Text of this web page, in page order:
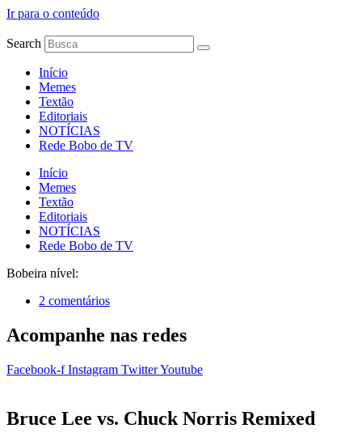
Ir para o conteúdo
Search
Início
Memes
Textão
Editoriais
NOTÍCIAS
Rede Bobo de TV
Início
Memes
Textão
Editoriais
NOTÍCIAS
Rede Bobo de TV
Bobeira nível:
2 comentários
Acompanhe nas redes
Facebook-f Instagram TwitterYoutube
Bruce Lee vs. Chuck Norris Remixed